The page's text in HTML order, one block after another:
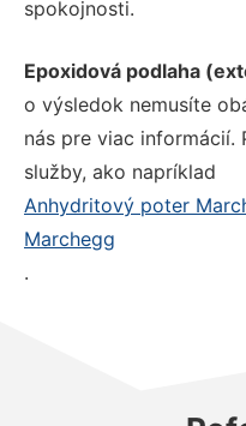
spokojnosti.
Epoxidová podlaha
o výsledok nemusíte
nás pre viac informácií.
služby, ako napríklad
Anhydritový poter
Marchegg
.